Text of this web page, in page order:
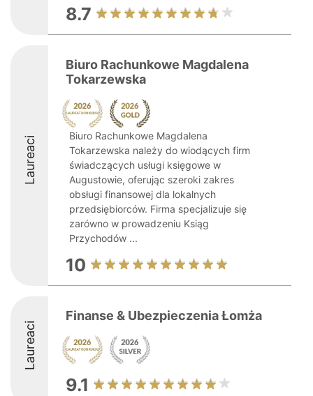
8.7
Laureaci
Biuro Rachunkowe Magdalena
Tokarzewska
Biuro Rachunkowe Magdalena
Tokarzewska należy do wiodących firm
świadczących usługi księgowe w
Augustowie, oferując szeroki zakres
obsługi finansowej dla lokalnych
przedsiębiorców. Firma specjalizuje się
zarówno w prowadzeniu Ksiąg
Przychodów ...
10
Laureaci
Finanse & Ubezpieczenia Łomża
9.1